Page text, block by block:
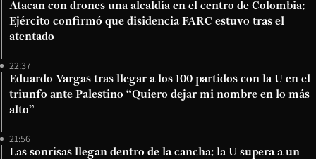
Atacan con drones una alcaldía en el centro de Colombia:
Ejército confirmó que disidencia FARC estuvo tras el
atentado
22:37
Eduardo Vargas tras llegar a los 100 partidos con la U en el
triunfo ante Palestino “Quiero dejar mi nombre en lo más
alto”
21:56
Las sonrisas llegan dentro de la cancha: la U supera a un